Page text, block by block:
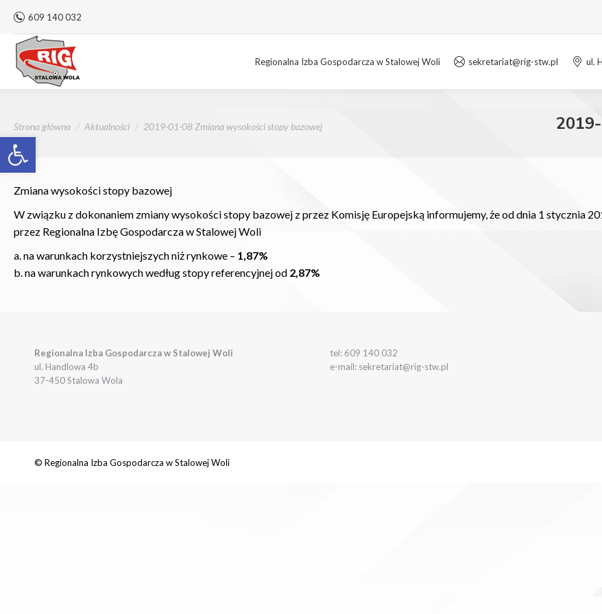
Otwórz pasek narzędzi
609 140 032
Regionalna Izba Gospodarcza w Stalowej Woli sekretariat@rig-stw.pl ul.
Jesteś tutaj:
Strona główna Aktualności 2019-01-08 Zmiana wysokości stopy bazowej
Zmiana wysokości stopy bazowej
W związku z dokonaniem zmiany wysokości stopy bazowej z przez Komisję Europejską informujemy, że od dnia 1 stycznia
przez Regionalna Izbę Gospodarcza w Stalowej Woli
a. na warunkach korzystniejszych niż rynkowe – 1,87%
b. na warunkach rynkowych według stopy referencyjnej od 2,87%
Regionalna Izba Gospodarcza w Stalowej Woli
ul. Handlowa 4b
37-450 Stalowa Wola
tel: 609 140 032
e-mail: sekretariat@rig-stw.pl
© Regionalna Izba Gospodarcza w Stalowej Woli